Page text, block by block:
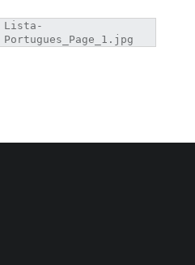
Lista-
Portugues_Page_1.jpg